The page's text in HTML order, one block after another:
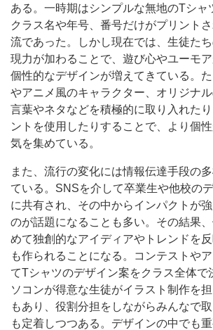
ある。一時期はシンプルな無地のTシャ
クラス名や年号、番号だけがプリント
流であった。しかし現在では、生徒た
現力が加わることで、遊び心やユーモ
個性的なデザインが増えてきている。
やアニメ風のキャラクター、オリジナ
言葉やネタなどを積極的に取り入れた
ントを使用したりすることで、より個
気を集めている。
また、流行の変化には情報伝達手段の
ている。SNSを介して卒業生や他校の
に共有され、その中からインパクトが
のが話題になることも多い。その結果
めて独創的なアイディアやトレンドを
も作られることになる。コンテストや
てTシャツのデザイン案をクラス全体で
ソコンが得意な生徒がイラスト制作を
もあり、役割分担をしながらみんなで
も定着しつつある。デザインの中でも